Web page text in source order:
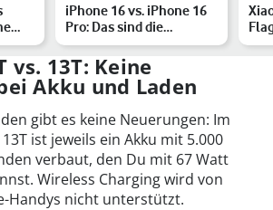
iPhone 16 vs. iPhone 16
Pro: Das sind die
Unterschiede
vs. 13T: Keine
Akku und Laden
gibt es keine Neuerungen: Im
ist jeweils ein Akku mit 5.000
verbaut, den Du mit 67 Watt
Wireless Charging wird von
Handys nicht unterstützt.